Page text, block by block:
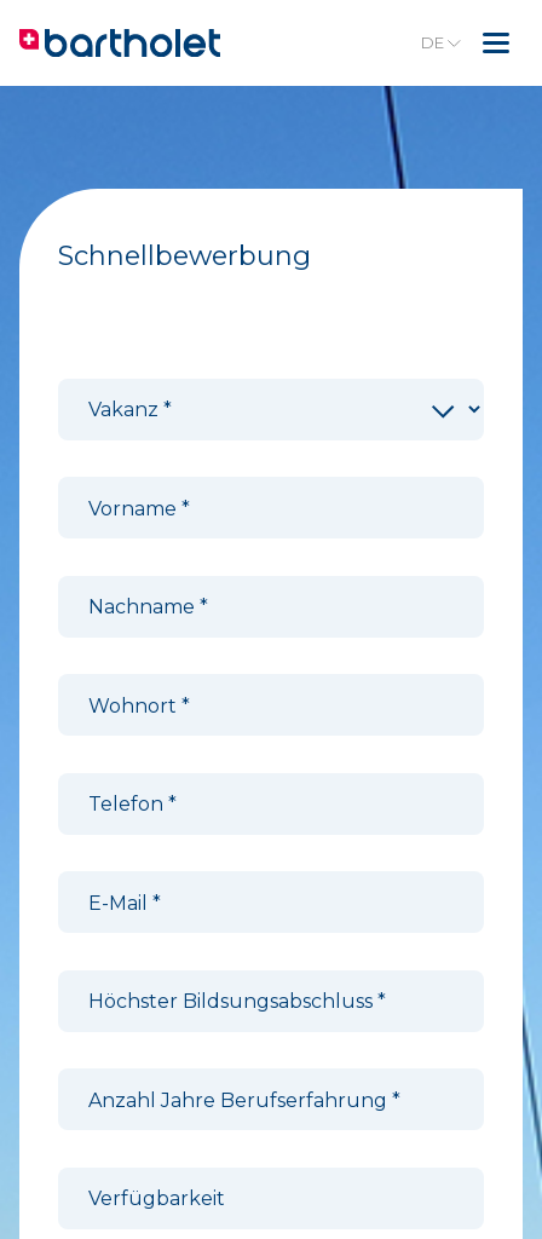
DE
Schnellbewerbung
Vakanz *
Vorname *
Nachname *
Wohnort *
Telefon *
E-Mail *
Höchster Bildsungsabschluss *
Anzahl Jahre Berufserfahrung *
Verfügbarkeit